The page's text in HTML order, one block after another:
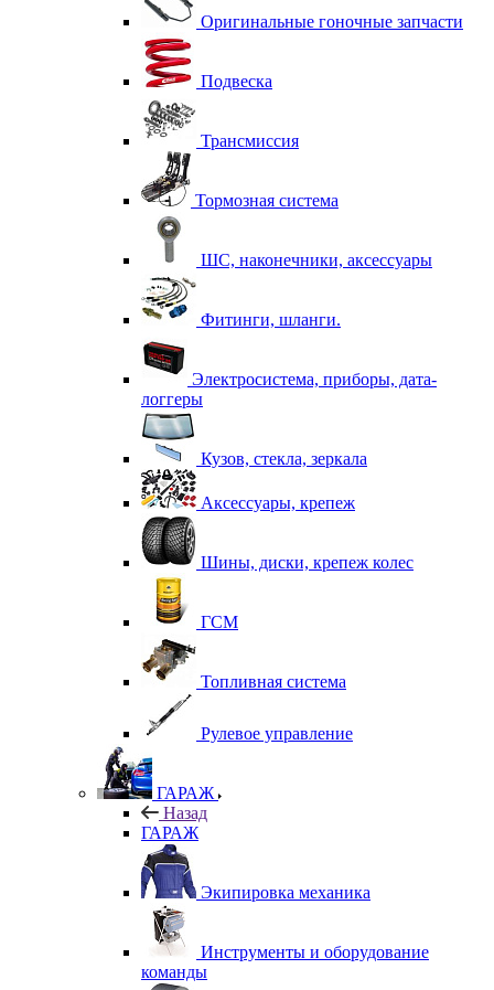
Оригинальные гоночные запчасти
Подвеска
Трансмиссия
Тормозная система
ШС, наконечники, аксессуары
Фитинги, шланги.
Электросистема, приборы, дата-
логгеры
Кузов, стекла, зеркала
Аксессуары, крепеж
Шины, диски, крепеж колес
ГСМ
Топливная система
Рулевое управление
ГАРАЖ
Назад
ГАРАЖ
Экипировка механика
Инструменты и оборудование
команды